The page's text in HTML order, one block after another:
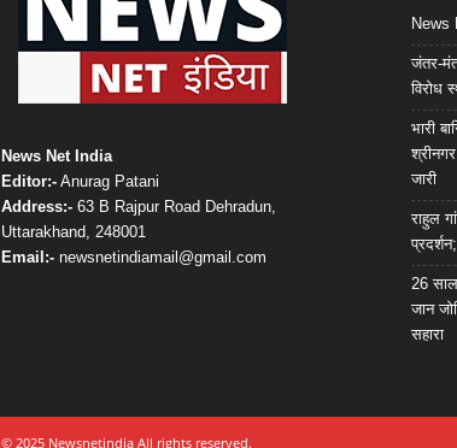
News Net India
Editor:-Anurag Patani
Address:-63 B Rajpur Road Dehradun,
Uttarakhand, 248001
Email:-newsnetindiamail@gmail.com
News
जंतर-
विरोध
भारी
जारी
राहुल
26 साल
जान
सहारा
© 2025 Newsnetindia All rights reserved.